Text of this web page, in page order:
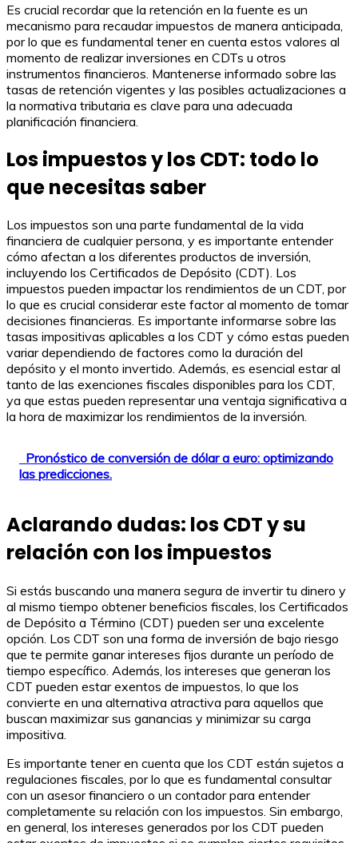
Es crucial recordar que la retención en la fuente es un
mecanismo para recaudar impuestos de manera anticipada,
por lo que es fundamental tener en cuenta estos valores al
momento de realizar inversiones en CDTs u otros
instrumentos financieros. Mantenerse informado sobre las
tasas de retención vigentes y las posibles actualizaciones a
la normativa tributaria es clave para una adecuada
planificación financiera.
Los impuestos y los CDT: todo lo
que necesitas saber
Los impuestos son una parte fundamental de la vida
financiera de cualquier persona, y es importante entender
cómo afectan a los diferentes productos de inversión,
incluyendo los Certificados de Depósito (CDT). Los
impuestos pueden impactar los rendimientos de un CDT, por
lo que es crucial considerar este factor al momento de tomar
decisiones financieras. Es importante informarse sobre las
tasas impositivas aplicables a los CDT y cómo estas pueden
variar dependiendo de factores como la duración del
depósito y el monto invertido. Además, es esencial estar al
tanto de las exenciones fiscales disponibles para los CDT,
ya que estas pueden representar una ventaja significativa a
la hora de maximizar los rendimientos de la inversión.
Pronóstico de conversión de dólar a euro: optimizando
las predicciones.
Aclarando dudas: los CDT y su
relación con los impuestos
Si estás buscando una manera segura de invertir tu dinero y
al mismo tiempo obtener beneficios fiscales, los Certificados
de Depósito a Término (CDT) pueden ser una excelente
opción. Los CDT son una forma de inversión de bajo riesgo
que te permite ganar intereses fijos durante un período de
tiempo específico. Además, los intereses que generan los
CDT pueden estar exentos de impuestos, lo que los
convierte en una alternativa atractiva para aquellos que
buscan maximizar sus ganancias y minimizar su carga
impositiva.
Es importante tener en cuenta que los CDT están sujetos a
regulaciones fiscales, por lo que es fundamental consultar
con un asesor financiero o un contador para entender
completamente su relación con los impuestos. Sin embargo,
en general, los intereses generados por los CDT pueden